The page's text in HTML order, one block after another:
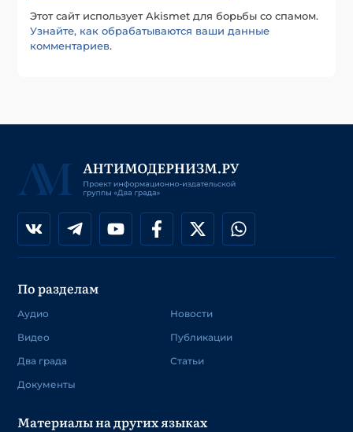
Этот сайт использует Akismet для борьбы со спамом.
Узнайте, как обрабатываются ваши данные
комментариев.
По разделам
Аудио
Видео
Два града
Документы
Новости
Публикации
Статьи
Материалы на других языках